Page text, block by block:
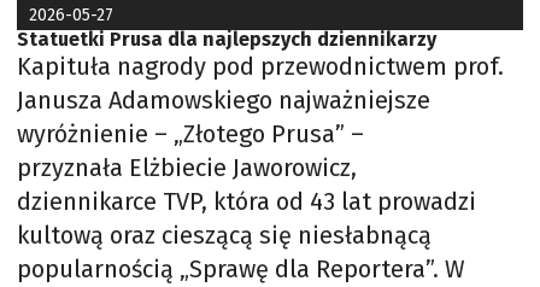
2026-05-27
Statuetki Prusa dla najlepszych dziennikarzy
Kapituła nagrody pod przewodnictwem prof.
Janusza Adamowskiego najważniejsze
wyróżnienie – „Złotego Prusa” –
przyznała Elżbiecie Jaworowicz,
dziennikarce TVP, która od 43 lat prowadzi
kultową oraz cieszącą się niesłabnącą
popularnością „Sprawę dla Reportera”. W